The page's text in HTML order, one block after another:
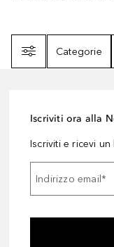
Categorie
Iscriviti ora alla
Iscriviti e ricevi
Indirizzo email *